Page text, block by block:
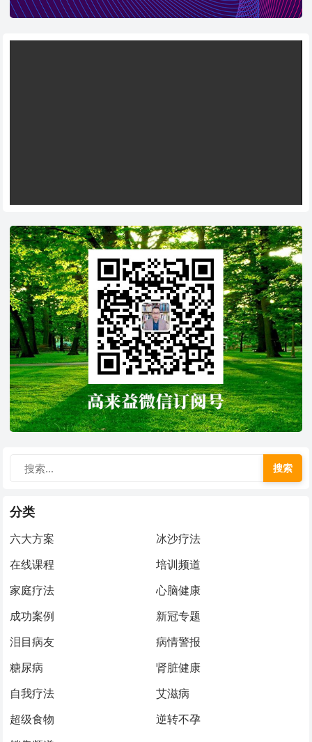
搜索
分类
六大方案
冰沙疗法
在线课程
培训频道
家庭疗法
心脑健康
成功案例
新冠专题
泪目病友
病情警报
糖尿病
肾脏健康
自我疗法
艾滋病
超级食物
逆转不孕